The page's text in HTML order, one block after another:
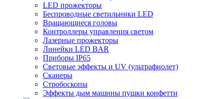
LED прожекторы
Беспроводные светильники LED
Вращающиеся головы
Контроллеры управления светом
Лазерные прожекторы
Линейки LED BAR
Приборы IP65
Световые эффекты и UV (ультрафиолет)
Сканеры
Стробоскопы
Эффекты дым машины пушки конфетти